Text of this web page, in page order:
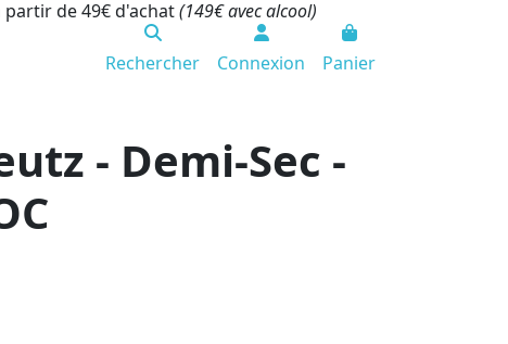
de 49€ d'achat(149€ avec alcool)
Rechercher Connexion
Panier
- Demi-Sec -